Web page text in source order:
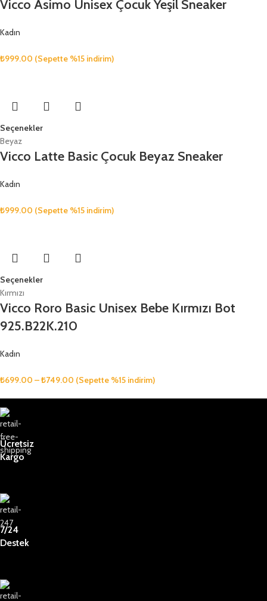
Vicco Asimo Unisex Çocuk Yeşil Sneaker
Kadın
₺999.00 (Sepette %15 indirim)
Seçenekler
Beyaz
Vicco Latte Basic Çocuk Beyaz Sneaker
Kadın
₺999.00 (Sepette %15 indirim)
Seçenekler
Kırmızı
Vicco Roro Basic Unisex Bebe Kırmızı Bot
925.B22K.210
Kadın
₺699.00 –₺749.00 (Sepette %15 indirim)
Ücretsiz
Kargo
7/24
Destek